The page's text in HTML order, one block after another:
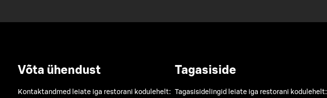
Võta ühendust
Kontaktandmed leiate iga restorani kodulehelt:
Tagasiside
Tagasisidelingid leiate iga restorani kodulehelt: